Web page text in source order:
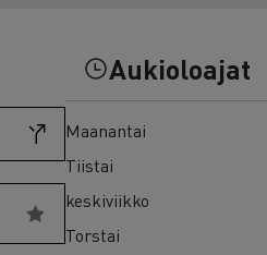
Aukioloajat
Maanantai
Tiistai
keskiviikko
Torstai